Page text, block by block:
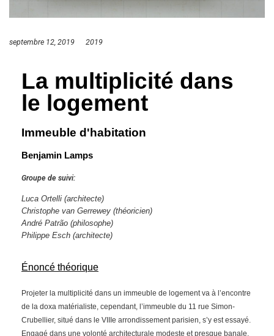
septembre 12, 2019 2019
La multiplicité dans
le logement
Immeuble d'habitation
Benjamin Lamps
Groupe de suivi:
Luca Ortelli (architecte)
Christophe van Gerrewey (théoricien)
André Patrão (philosophe)
Philippe Esch (architecte)
Énoncé théorique
Projeter la multiplicité dans un immeuble de logement va à l’encontre
de la doxa matérialiste, cependant, l’immeuble du 11 rue Simon-
Crubellier, situé dans le VIIIe arrondissement parisien, s’y est essayé.
Engagé dans une volonté architecturale modeste et presque banale,